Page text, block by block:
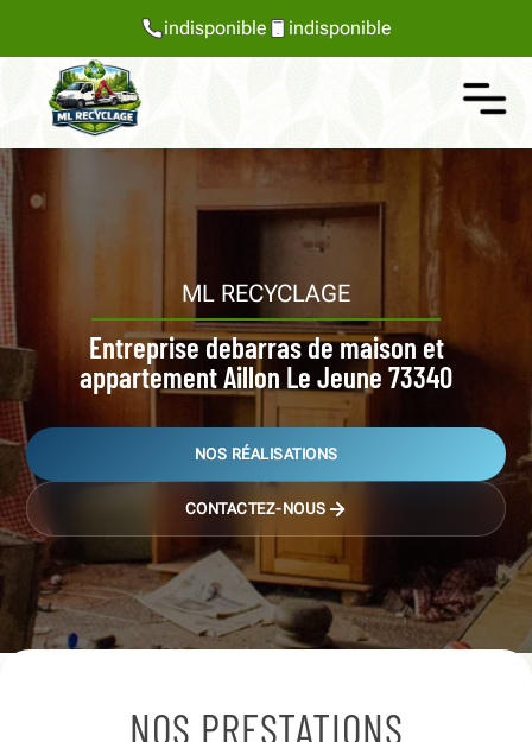
indisponible indisponible
ML RECYCLAGE
Entreprise debarras de maison et
appartement Aillon Le Jeune 73340
NOS RÉALISATIONS
CONTACTEZ-NOUS
NOS PRESTATIONS